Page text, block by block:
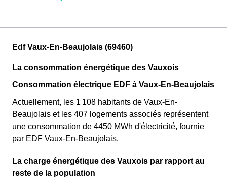
Edf Vaux-En-Beaujolais (69460)
La consommation énergétique des Vauxois
Consommation électrique EDF à Vaux-En-Beaujolais
Actuellement, les 1 108 habitants de Vaux-En-
Beaujolais et les 407 logements associés représentent
une consommation de 4450 MWh d'électricité, fournie
par EDF Vaux-En-Beaujolais.
La charge énergétique des Vauxois par rapport au
reste de la population